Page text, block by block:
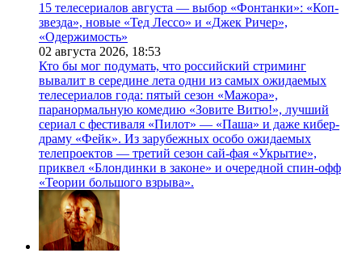
15 телесериалов августа — выбор «Фонтанки»: «Коп-
звезда», новые «Тед Лессо» и «Джек Ричер»,
«Одержимость»
02 августа 2026, 18:53
Кто бы мог подумать, что российский стриминг
вывалит в середине лета одни из самых ожидаемых
телесериалов года: пятый сезон «Мажора»,
паранормальную комедию «Зовите Витю!», лучший
сериал с фестиваля «Пилот» — «Паша» и даже кибер-
драму «Фейк». Из зарубежных особо ожидаемых
телепроектов — третий сезон сай-фая «Укрытие»,
приквел «Блондинки в законе» и очередной спин-офф
«Теории большого взрыва».